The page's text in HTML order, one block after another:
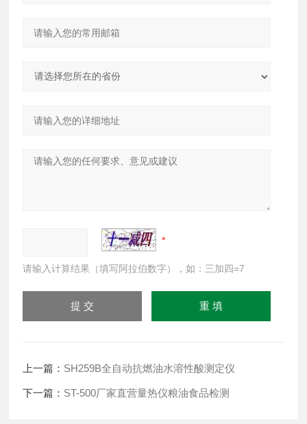
请输入计算结果（填写阿拉伯数字），如：三加四=7
上一篇： SH259B全自动抗燃油水溶性酸测定仪
下一篇： ST-500厂家直营量热仪粮油食品检测